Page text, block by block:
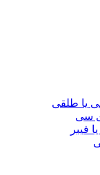
یا طلقی
سی
فیبر